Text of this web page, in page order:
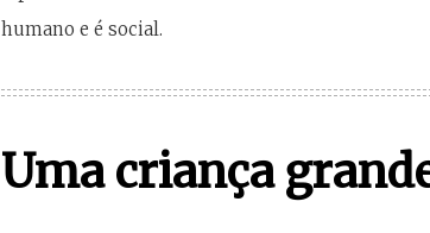
humano e é social.
Uma criança